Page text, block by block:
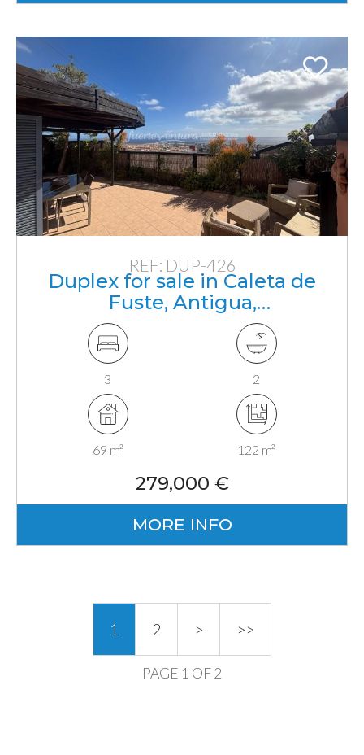
REF: DUP-426
Duplex for sale in Caleta de
Fuste, Antigua,
Fuerteventura, Canarias
3 2
69 m² 122 m²
279,000 €
MORE INFO
1 2 > >>
PAGE 1 OF 2